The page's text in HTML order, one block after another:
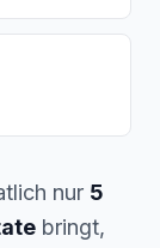
nur 5
bringt,